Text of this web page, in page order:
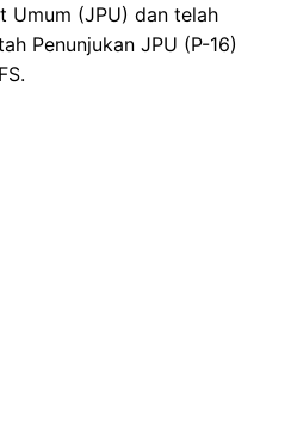
Umum (JPU) dan telah
Penunjukan JPU (P-16)